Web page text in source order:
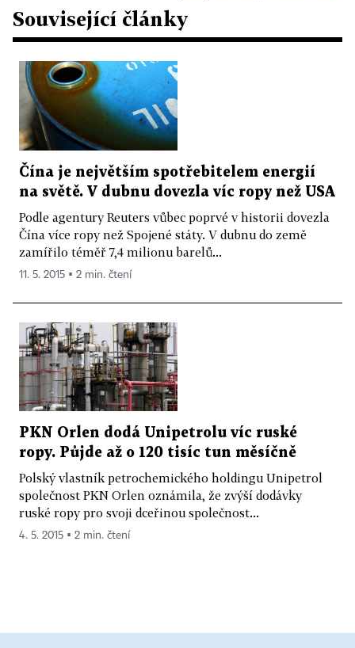
Související články
Čína je největším spotřebitelem energií
na světě. V dubnu dovezla víc ropy než USA
Podle agentury Reuters vůbec poprvé v historii dovezla
Čína více ropy než Spojené státy. V dubnu do země
zamířilo téměř 7,4 milionu barelů...
11. 5. 2015 ▪ 2 min. čtení
PKN Orlen dodá Unipetrolu víc ruské
ropy. Půjde až o 120 tisíc tun měsíčně
Polský vlastník petrochemického holdingu Unipetrol
společnost PKN Orlen oznámila, že zvýší dodávky
ruské ropy pro svoji dceřinou společnost...
4. 5. 2015 ▪ 2 min. čtení